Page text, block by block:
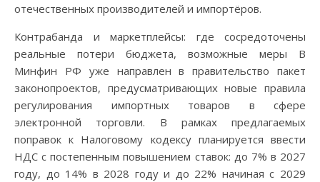
отечественных производителей и импортёров.
Контрабанда и маркетплейсы: где сосредоточены
реальные потери бюджета, возможные меры В
Минфин РФ уже направлен в правительство пакет
законопроектов, предусматривающих новые правила
регулирования импортных товаров в сфере
электронной торговли. В рамках предлагаемых
поправок к Налоговому кодексу планируется ввести
НДС с постепенным повышением ставок: до 7% в 2027
году, до 14% в 2028 году и до 22% начиная с 2029